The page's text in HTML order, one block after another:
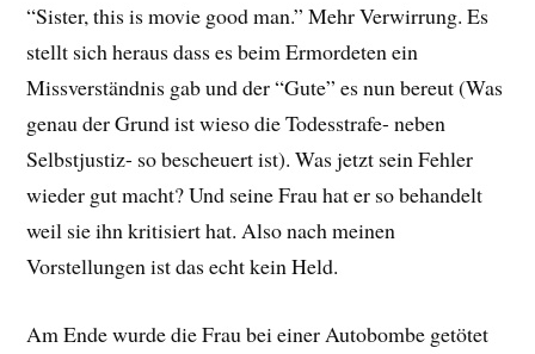
“Sister, this is movie good man.” Mehr Verwirrung. Es
stellt sich heraus dass es beim Ermordeten ein
Missverständnis gab und der “Gute” es nun bereut (Was
genau der Grund ist wieso die Todesstrafe- neben
Selbstjustiz- so bescheuert ist). Was jetzt sein Fehler
wieder gut macht? Und seine Frau hat er so behandelt
weil sie ihn kritisiert hat. Also nach meinen
Vorstellungen ist das echt kein Held.
Am Ende wurde die Frau bei einer Autobombe getötet